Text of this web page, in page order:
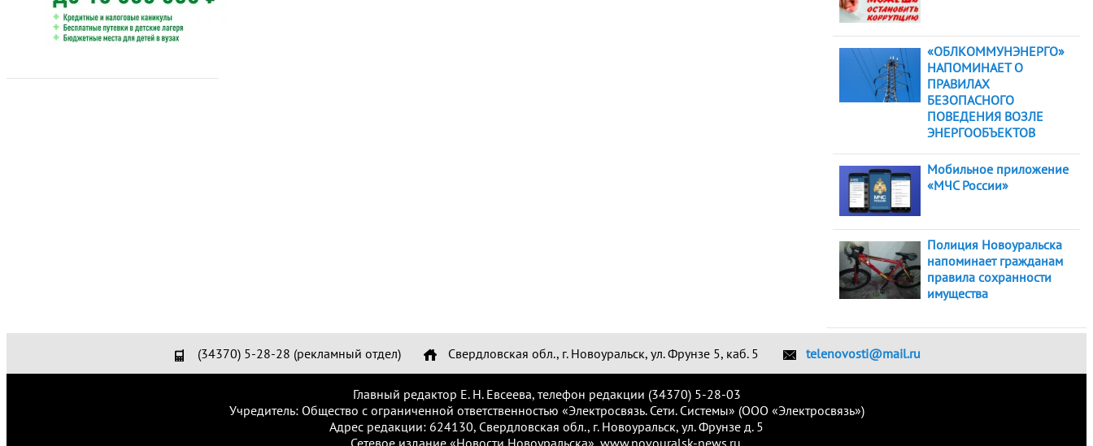
«ОБЛКОММУНЭНЕРГО»
НАПОМИНАЕТ О
ПРАВИЛАХ
БЕЗОПАСНОГО
ПОВЕДЕНИЯ ВОЗЛЕ
ЭНЕРГООБЪЕКТОВ
Мобильное приложение
«МЧС России»
Полиция Новоуральска
напоминает гражданам
правила сохранности
имущества
(34370) 5-28-28 (рекламный отдел) Свердловская обл., г. Новоуральск, ул. Фрунзе 5, каб. 5 telenovosti@mail.ru
Главный редактор Е. Н. Евсеева, телефон редакции (34370) 5-28-03
Учредитель: Общество с ограниченной ответственностью «Электросвязь. Сети. Системы» (ООО «Электросвязь»)
Адрес редакции: 624130, Свердловская обл., г. Новоуральск, ул. Фрунзе д. 5